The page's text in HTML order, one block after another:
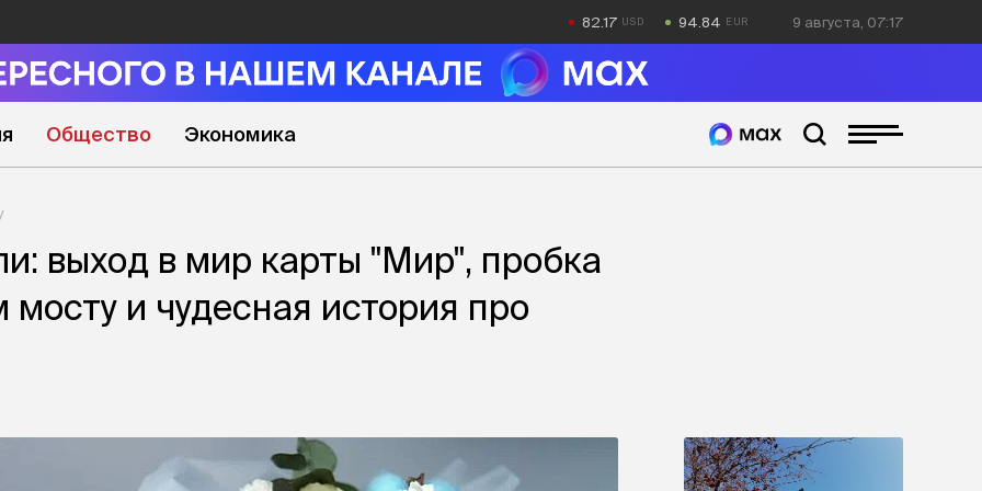
82.17 94.84 9 августа, 07:17
Общество Экономика
выход в мир карты "Мир", пробка
и чудесная история про